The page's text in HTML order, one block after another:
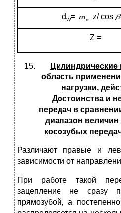
dw= z/ cos
Z =
Цилиндрические
область
нагрузки,
Достоинства и
передач в
диапазон величин
косозубых
Различают правые и
зависимости от
При работе такой
зацепление не сразу
прямозубой, а